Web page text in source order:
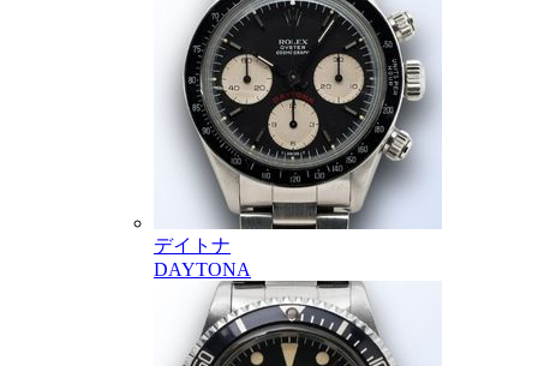
デイトナ
DAYTONA